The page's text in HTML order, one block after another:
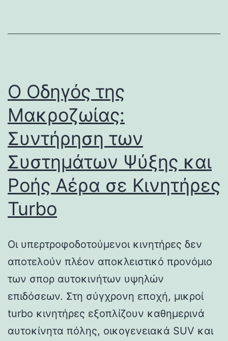
Ο Οδηγός της
Μακροζωίας:
Συντήρηση των
Συστημάτων Ψύξης και
Ροής Αέρα σε Κινητήρες
Turbo
Οι υπερτροφοδοτούμενοι κινητήρες δεν
αποτελούν πλέον αποκλειστικό προνόμιο
των σπορ αυτοκινήτων υψηλών
επιδόσεων. Στη σύγχρονη εποχή, μικροί
turbo κινητήρες εξοπλίζουν καθημερινά
αυτοκίνητα πόλης, οικογενειακά SUV και